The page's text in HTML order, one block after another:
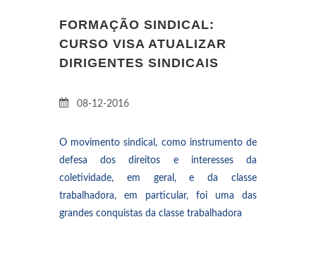
FORMAÇÃO SINDICAL:
CURSO VISA ATUALIZAR
DIRIGENTES SINDICAIS
08-12-2016
O movimento sindical, como instrumento de
defesa dos direitos e interesses da
coletividade, em geral, e da classe
trabalhadora, em particular, foi uma das
grandes conquistas da classe trabalhadora